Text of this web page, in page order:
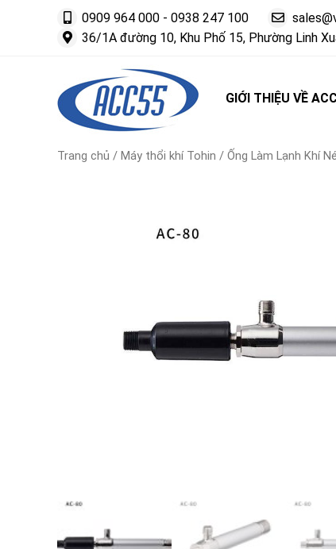
0909 964 000 - 0938 247 100
36/1A đường 10, Khu Phố 15, Phường Linh
GIỚI THIỆU VỀ
Trang chủ / Máy thổi khí Tohin / Ống Làm Lạnh Khí